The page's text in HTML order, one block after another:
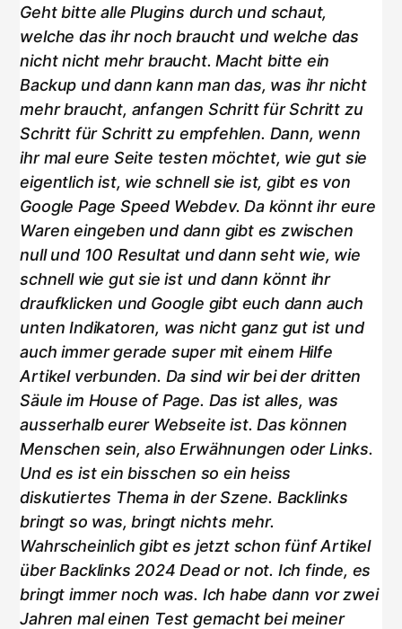
Geht bitte alle Plugins durch und schaut,
welche das ihr noch braucht und welche das
nicht nicht mehr braucht. Macht bitte ein
Backup und dann kann man das, was ihr nicht
mehr braucht, anfangen Schritt für Schritt zu
Schritt für Schritt zu empfehlen. Dann, wenn
ihr mal eure Seite testen möchtet, wie gut sie
eigentlich ist, wie schnell sie ist, gibt es von
Google Page Speed Webdev. Da könnt ihr eure
Waren eingeben und dann gibt es zwischen
null und 100 Resultat und dann seht wie, wie
schnell wie gut sie ist und dann könnt ihr
draufklicken und Google gibt euch dann auch
unten Indikatoren, was nicht ganz gut ist und
auch immer gerade super mit einem Hilfe
Artikel verbunden. Da sind wir bei der dritten
Säule im House of Page. Das ist alles, was
ausserhalb eurer Webseite ist. Das können
Menschen sein, also Erwähnungen oder Links.
Und es ist ein bisschen so ein heiss
diskutiertes Thema in der Szene. Backlinks
bringt so was, bringt nichts mehr.
Wahrscheinlich gibt es jetzt schon fünf Artikel
über Backlinks 2024 Dead or not. Ich finde, es
bringt immer noch was. Ich habe dann vor zwei
Jahren mal einen Test gemacht bei meiner